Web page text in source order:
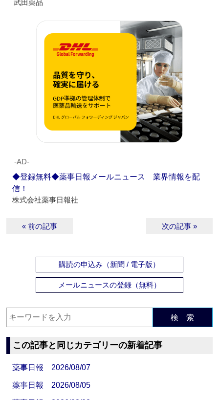
武田薬品
‐AD‐
◆登録無料◆薬事日報メールニュース 業界情報を配
信！
株式会社薬事日報社
« 前の記事 次の記事 »
購読の申込み（新聞 / 電子版）
メールニュースの登録（無料）
検 索
この記事と同じカテゴリーの新着記事
薬事日報 2026/08/07
薬事日報 2026/08/05